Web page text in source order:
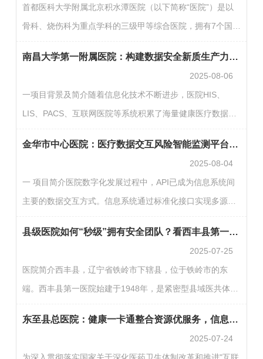
手北大医疗海洋石油医院（简称海油医院）、泰达医院、中
海油公司、中信海直公司组建多病种的救治医疗团队，三家
医院各自圈定立体120救援的病种，自建合规的基础设施
首都医科大学附属北京积水潭医院（以下简称“医院”）是以
骨科、烧伤科为重点学科的三级甲等综合医院，拥有7个国家
泽两个新院区相继建设，决定引入现代化的国产IT基础设
施，逐步推进新院区的信息中心数字化建设和老院区的IT基
础设施改造，同时探索VMware虚拟化国产替代与信创转
型，并实现多院区资源的统一纳管与网络安全加固。建设背
景与目标：推进VMware国产替代，加强多院区数据安全并
南昌大学第一附属医院：构建数据安全新质生产力，赋能智慧医疗高质量发展
2025-08-06
一项目背景及简介随着信息化技术不断进步，医院HIS、
LIS、PACS、互联网医院等系统积累了海量健康医疗数据和
多、分类分级缺乏标准、制度体系缺位、技术管控瓶颈（如
传统防火墙无法应对API接口随意调用）、运营效能短板等各
类问题。此外，《个人信息保护法》《数据安全法》等法规
实施对合规性提出严苛要求，传统依赖人工的安全建设模式
已无法应对数据规模扩张与复杂场景挑战。南昌大学第一附
金华市中心医院：医疗数据交互风险智能监测平台构建
2025-08-04
一 项目简介医院数字化发展过程中，API已成为信息系统间
主要的数据交互方式。信息系统通过标准化接口实现多源异
模式向集中化管理平台转型，医疗数据价值指数级提升。医
疗数据的高价值性叠加API的开放性特征，使其成为黑灰产业
的头号攻击目标，数据滥用和泄露风险持续加剧。金华市中
心医院是浙江中西部地区集医疗、科研、教学、预防、保
健、康复为一体的三级甲等综合医院，“国考”连续六年进入
县级医院如何“秒级”拥有安全团队？看西丰县第一医院“全资产安全托管”实践
2025-07-25
医院简介西丰县，辽宁省铁岭市下辖县，位于铁岭市的东
端。西丰县第一医院始建于1948年，是紧密型县域医共体牵
面积41950平方米。编制床位500张，实际开放600张。设置
科室59个，其中，临床科室25个，医技科室16个，行政职能
东至县总医院：健康一卡通整合资源优服务，信息惠民促满意
2025-07-24
为深入贯彻落实国家关于深化医药卫生体制改革和推进"互联